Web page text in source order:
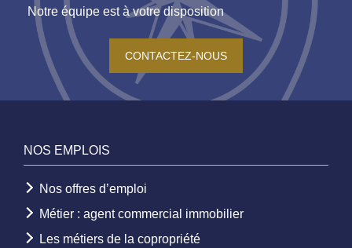
Notre équipe est à votre disposition
CONTACTEZ-NOUS
NOS EMPLOIS
Nos offres d’emploi
Métier : agent commercial immobilier
Les métiers de la copropriété